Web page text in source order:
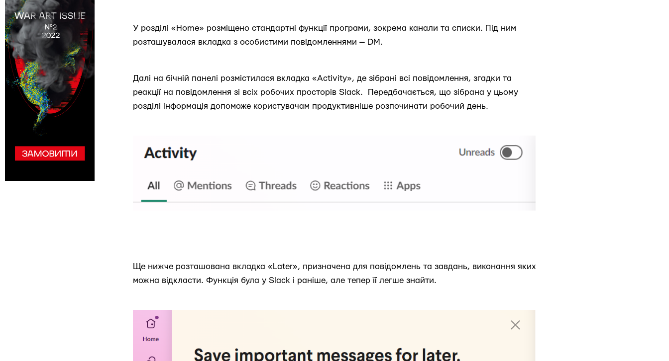
У розділі «Home» розміщено стандартні функції програми, зокрема канали та списки. Під ним
розташувалася вкладка з особистими повідомленнями — DM.
Далі на бічній панелі розмістилася вкладка «Activity», де зібрані всі повідомлення, згадки та
реакції на повідомлення зі всіх робочих просторів Slack. Передбачається, що зібрана у цьому
розділі інформація допоможе користувачам продуктивніше розпочинати робочий день.
Ще нижче розташована вкладка «Later», призначена для повідомлень та завдань, виконання яких
можна відкласти. Функція була у Slack і раніше, але тепер її легше знайти.